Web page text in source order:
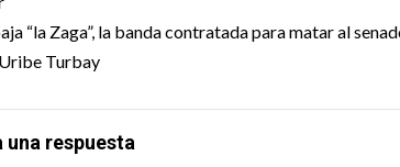
“la Zaga”, la banda contratada para matar al
Turbay
una respuesta